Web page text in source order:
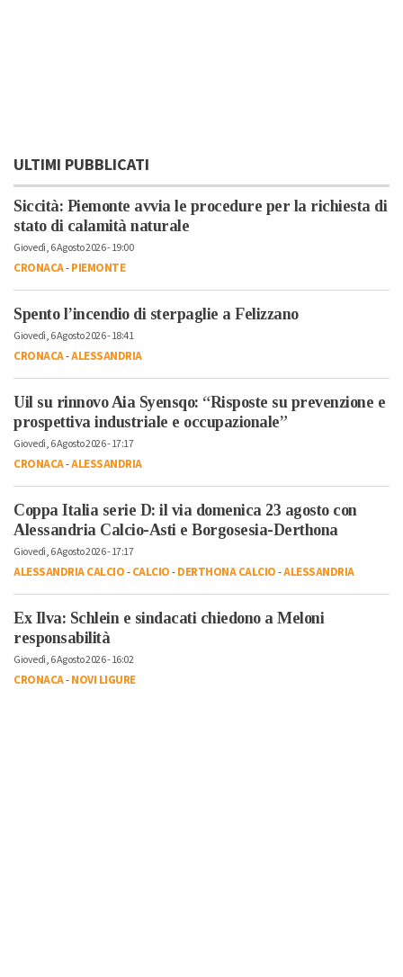
ULTIMI PUBBLICATI
Siccità: Piemonte avvia le procedure per la richiesta di
stato di calamità naturale
Giovedì, 6 Agosto 2026 - 19:00
CRONACA-PIEMONTE
Spento l’incendio di sterpaglie a Felizzano
Giovedì, 6 Agosto 2026 - 18:41
CRONACA-ALESSANDRIA
Uil su rinnovo Aia Syensqo: “Risposte su prevenzione e
prospettiva industriale e occupazionale”
Giovedì, 6 Agosto 2026 - 17:17
CRONACA-ALESSANDRIA
Coppa Italia serie D: il via domenica 23 agosto con
Alessandria Calcio-Asti e Borgosesia-Derthona
Giovedì, 6 Agosto 2026 - 17:17
ALESSANDRIA CALCIO-CALCIO-DERTHONA CALCIO-ALESSANDRIA
Ex Ilva: Schlein e sindacati chiedono a Meloni
responsabilità
Giovedì, 6 Agosto 2026 - 16:02
CRONACA-NOVI LIGURE